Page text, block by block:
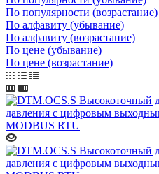
По популярности (возрастание)
По алфавиту (убывание)
По алфавиту (возрастание)
По цене (убывание)
По цене (возрастание)